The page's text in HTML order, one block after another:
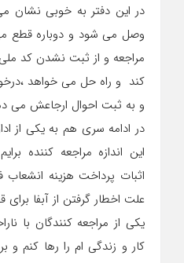
در این دفتر به خوبی نشان
وصل می شود و دوباره قطع
مراجعه و از ثبت نشدن کد
کند و راه حل می خواهد
و به ثبت احوال ارجاعش می
در ادامه سری هم به یکی از
این اندازه مراجعه کننده
اثبات پرداخت هزینه
علت اخطار گرفتن از آبفا
یکی از مراجعه کنندگان با
کار و زندگی ام را رها کنم